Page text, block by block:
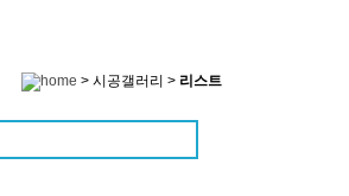
> 시공갤러리 > 리스트